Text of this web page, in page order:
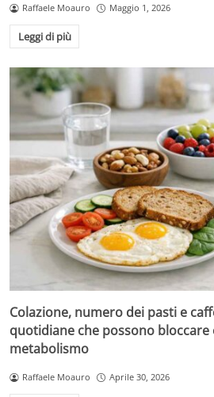
Raffaele Moauro Maggio 1, 2026
Leggi di più
Colazione, numero dei pasti e
quotidiane che possono bloccare
metabolismo
Raffaele Moauro Aprile 30, 2026